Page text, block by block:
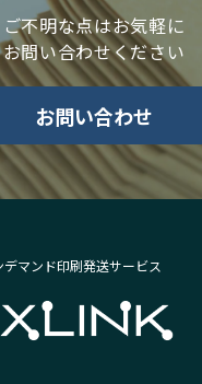
ご不明な点はお気軽に
お問い合わせください
お問い合わせ
マンド印刷発送サービス